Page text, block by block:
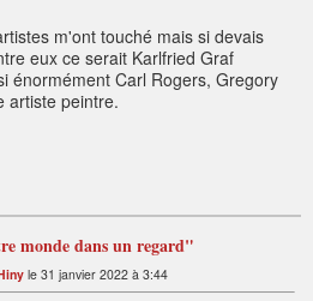
m'ont touché mais si devais
eux ce serait Karlfried Graf
énormément Carl Rogers, Gregory
artiste peintre.
monde dans un regard"
le 31 janvier 2022 à 3:44